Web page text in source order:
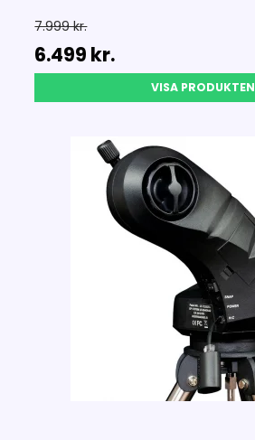
7.999 kr.
6.499 kr.
VISA PRODUKTEN